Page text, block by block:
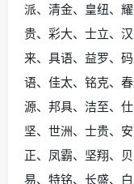
派、清金、皇纽、
贵、彩大、士立、
来、具语、益罗、
语、佳太、铭克、
源、邦具、洁至、
坚、世洲、士贵、
正、凤霸、坚翔、
易、特铭、长盛、